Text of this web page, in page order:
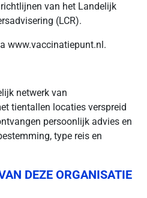
van het Landelijk
(LCR).
www.vaccinatiepunt.nl.
netwerk van
tientallen locaties verspreid
persoonlijk advies en
type reis en
DEZE ORGANISATIE